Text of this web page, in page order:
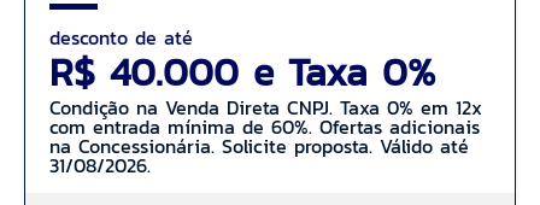
desconto de até
R$ 40.000 e Taxa 0%
Condição na Venda Direta CNPJ. Taxa 0% em 12x
com entrada mínima de 60%. Ofertas adicionais
na Concessionária. Solicite proposta. Válido até
31/08/2026.